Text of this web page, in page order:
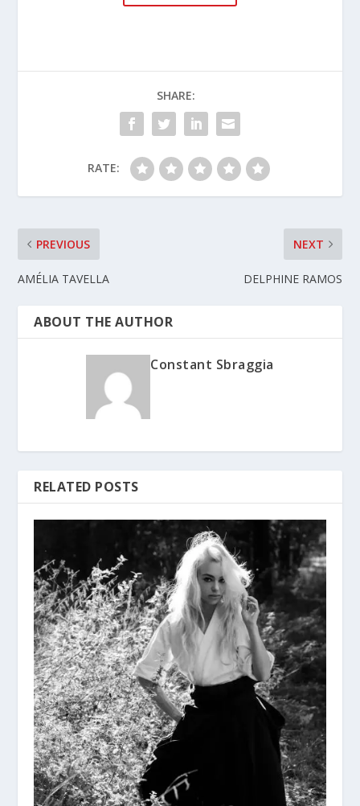
SHARE:
RATE:
PREVIOUS
AMÉLIA TAVELLA
NEXT
DELPHINE RAMOS
ABOUT THE AUTHOR
Constant Sbraggia
RELATED POSTS